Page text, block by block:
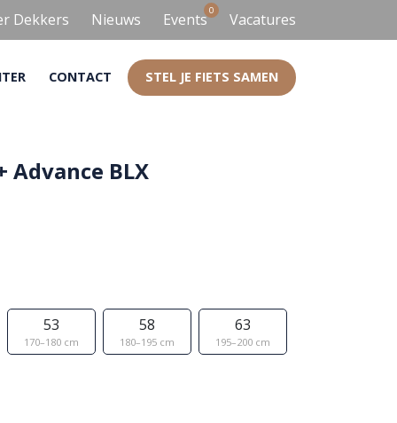
Dekkers Nieuws Events0 Vacatures
CONTACT STEL JE FIETS SAMEN
Advance BLX
53
170–180 cm
58
180–195 cm
63
195–200 cm